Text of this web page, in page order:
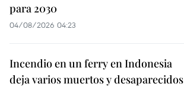
para 2030
04/08/2026 04:23
Incendio en un ferry en Indonesia
deja varios muertos y desaparecidos